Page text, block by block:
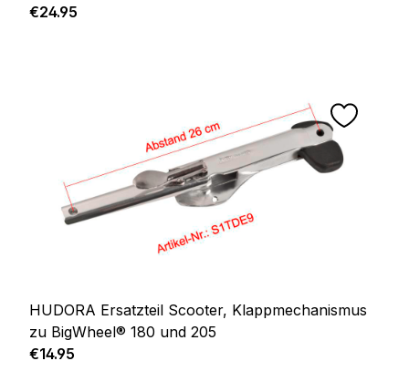
Regular price:
€24.95
HUDORA Ersatzteil Scooter, Klappmechanismus
zu BigWheel® 180 und 205
Regular price:
€14.95